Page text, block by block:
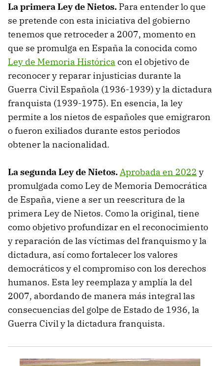
La primera Ley de Nietos. Para entender lo que
se pretende con esta iniciativa del gobierno
tenemos que retroceder a 2007, momento en
que se promulga en España la conocida como
Ley de Memoria Histórica con el objetivo de
reconocer y reparar injusticias durante la
Guerra Civil Española (1936-1939) y la dictadura
franquista (1939-1975). En esencia, la ley
permite a los nietos de españoles que emigraron
o fueron exiliados durante estos periodos
obtener la nacionalidad.
La segunda Ley de Nietos.Aprobada en 2022 y
promulgada como Ley de Memoria Democrática
de España, viene a ser un reescritura de la
primera Ley de Nietos. Como la original, tiene
como objetivo profundizar en el reconocimiento
y reparación de las víctimas del franquismo y la
dictadura, así como fortalecer los valores
democráticos y el compromiso con los derechos
humanos. Esta ley reemplaza y amplía la del
2007, abordando de manera más integral las
consecuencias del golpe de Estado de 1936, la
Guerra Civil y la dictadura franquista.